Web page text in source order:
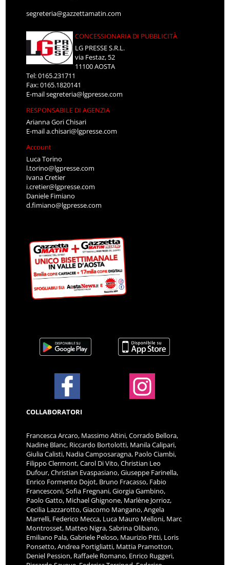
segreteria@gazzettamatin.com
CONCESSIONARIA DI PUBBLICITÀ
LG PRESSE S.R.L.
via Festaz, 52
11100 AOSTA
Tel: 0165.231711
Fax: 0165.1820141
E-mailsegreteria@lgpresse.com
RESPONSABILE DI AGENZIA
Arianna Gori Chisari
E-maila.chisari@lgpresse.com
Account
Luca Torino
l.torino@lgpresse.com
Ivana Cretier
i.cretier@lgpresse.com
Daniele Fimiano
d.fimiano@lgpresse.com
COLLABORATORI
Francesca Arcaro, Massimo Altini, Corrado Bellora,
Nadine Blanc, Riccardo Bortolotti, Manila Calipari,
Giulia Calisti, Nadia Camposaragna, Paolo Ciambi,
Filippo Clermont, Carol Di Vito, Christian Leo
Dufour, Christian Evaspasiano, Giuseppe Farinella,
Enrico Formento Dojot, Bruno Fracasso, Fabio
Francesconi, Sofia Fregnani, Giorgia Gambino,
Paolo Gatto, Michael Ghignone, Marlène Jorrioz,
Cecilia Lazzarotto, Giacomo Mangano, Angela
Marrelli, Federico Mecca, Luca Mauro Melloni, Marc
Montrosset, Matteo Nigra, Sabrina Olibano,
Emiliano Pala, Gabriele Peloso, Maurizio Pitti, Loris
Ponsetto, Andrea Portigliatti, Mattia Pramotton,
Deniel Pession, Raffaele Romano, Enrico Ruggeri,